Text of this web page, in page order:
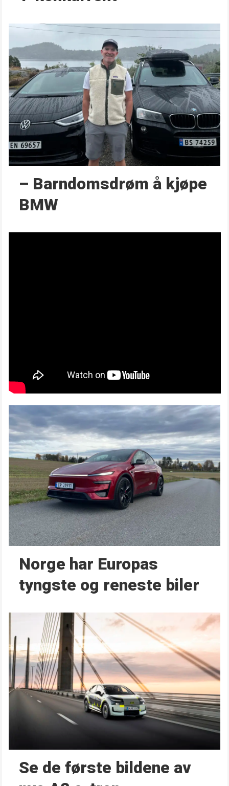
– Barndoms­drøm å kjøpe
BMW
Norge har Europas
tyngste og reneste biler
Se de første bildene av